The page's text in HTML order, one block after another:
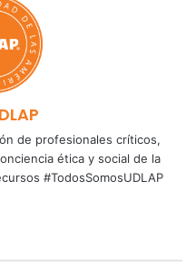
de profesionales críticos,
ética y social de la
#TodosSomosUDLAP